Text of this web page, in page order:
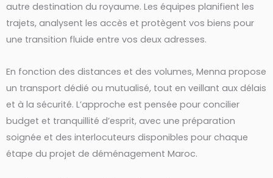
autre destination du royaume. Les équipes planifient les
trajets, analysent les accès et protègent vos biens pour
une transition fluide entre vos deux adresses.
En fonction des distances et des volumes, Menna propose
un transport dédié ou mutualisé, tout en veillant aux délais
et à la sécurité. L’approche est pensée pour concilier
budget et tranquillité d’esprit, avec une préparation
soignée et des interlocuteurs disponibles pour chaque
étape du projet de déménagement Maroc.